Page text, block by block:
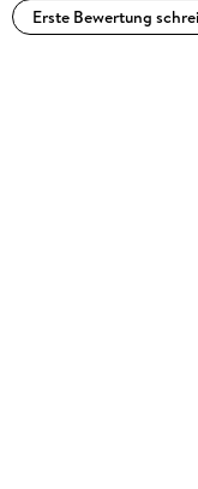
Erste Bewertung